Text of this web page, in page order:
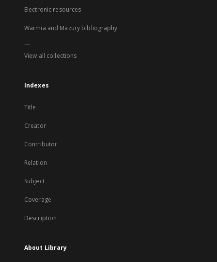
Electronic resources
Warmia and Mazury bibliography
...
View all collections
Indexes
Title
Creator
Contributor
Relation
Subject
Coverage
Description
About Library